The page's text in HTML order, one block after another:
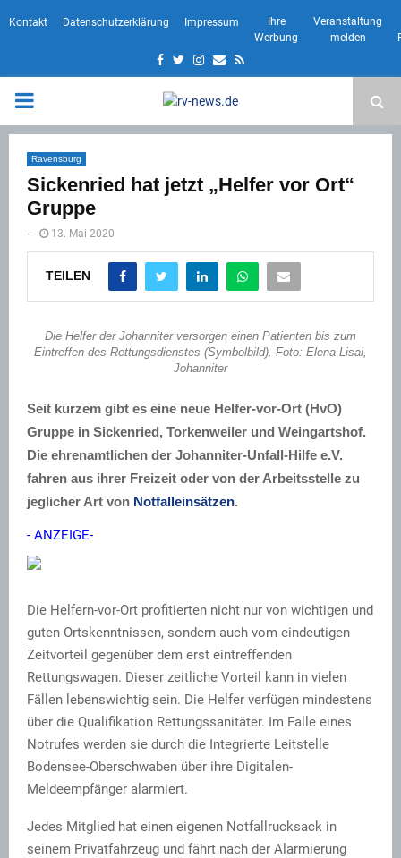
Kontakt Datenschutzerklärung Impressum
Ihre
Werbung
Veranstaltung
melden
Facebook
Twitter
Instagram
EmailRss
PRIMARY
MENU
Ravensburg
Sickenried hat jetzt „Helfer vor Ort“
Gruppe
- 13. Mai 2020
TEILEN
Die Helfer der Johanniter versorgen einen Patienten bis zum
Eintreffen des Rettungsdienstes (Symbolbild). Foto: Elena Lisai,
Johanniter
Seit kurzem gibt es eine neue Helfer-vor-Ort (HvO)
Gruppe in Sickenried, Torkenweiler und Weingartshof.
Die ehrenamtlichen der Johanniter-Unfall-Hilfe e.V.
fahren aus ihrer Freizeit oder von der Arbeitsstelle zu
jeglicher Art von Notfalleinsätzen.
- ANZEIGE-
Die Helfern-vor-Ort profitierten nicht nur von wichtigen und
guten Ortskenntnissen, sondern auch vom eindeutigen
Zeitvorteil gegenüber dem erst eintreffenden
Rettungswagen. Dieser zeitliche Vorteil kann in vielen
Fällen lebenswichtig sein. Die Helfer verfügen mindestens
über die Qualifikation Rettungssanitäter. Im Falle eines
Notrufes werden sie durch die Integrierte Leitstelle
Bodensee-Oberschwaben über ihre Digitalen-
Meldeempfänger alarmiert.
Jedes Mitglied hat einen eigenen Notfallrucksack in
seinem Privatfahrzeug und fährt nach der Alarmierung